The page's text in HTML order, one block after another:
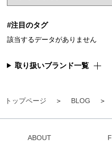
トップページ BLOG
#注目のタグ
該当するデータがありません
取り扱いブランド一覧
ABOUT